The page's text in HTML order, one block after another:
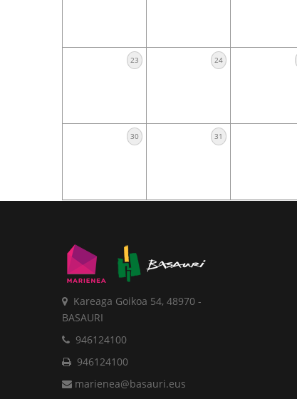
23 24
30 31
Kareaga Goikoa 54, 48970 -
BASAURI
946124100
946124100
marienea@basauri.eus